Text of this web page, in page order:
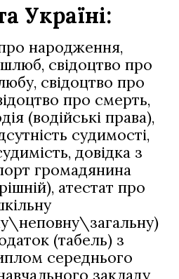
Україні:
народження,
свідоцтво про
свідоцтво про
про смерть,
(водійські права),
судимості,
довідка з
громадянина
атестат про
(табель) з
середнього
закладу